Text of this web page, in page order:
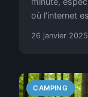
où l'internet
26 janvier 2025
CAMPING